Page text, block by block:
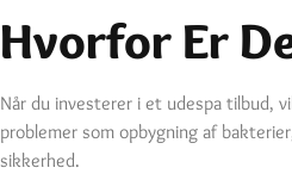
Hvorfor Er
Når du investerer i et udespa tilbud,
problemer som opbygning af
sikkerhed.